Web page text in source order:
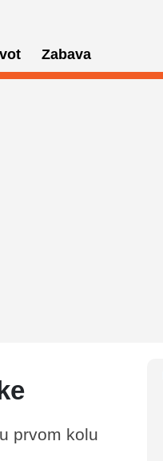
Zabava
prvom kolu